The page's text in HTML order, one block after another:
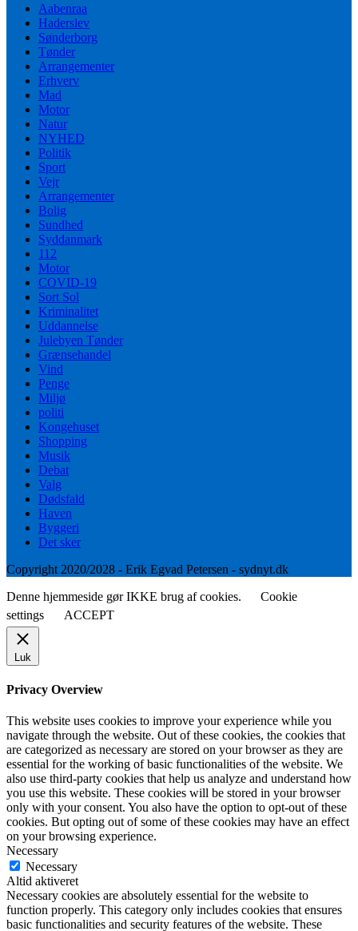
Aabenraa
Haderslev
Sønderborg
Tønder
Arrangementer
Erhverv
Mad
Motor
Natur
NYHED
Politik
Sport
Vejr
Arrangementer
Bolig
Sundhed
Syddanmark
112
Motor
COVID-19
Sort Sol
Kriminalitet
Uddannelse
Julebyen Tønder
Grænsehandel
Vind
Penge
Miljø
politi
Kongehuset
Shopping
Musik
Debat
Valg
Dødsfald
Haven
Byggeri
Det sker
Copyright 2020/2028 - Erik Egvad Petersen - sydnyt.dk
Denne hjemmeside gør IKKE brug af cookies.
Cookie
settings
ACCEPT
Luk
Privacy Overview
This website uses cookies to improve your experience while you
navigate through the website. Out of these cookies, the cookies that
are categorized as necessary are stored on your browser as they are
essential for the working of basic functionalities of the website. We
also use third-party cookies that help us analyze and understand how
you use this website. These cookies will be stored in your browser
only with your consent. You also have the option to opt-out of these
cookies. But opting out of some of these cookies may have an effect
on your browsing experience.
Necessary
Necessary
Altid aktiveret
Necessary cookies are absolutely essential for the website to
function properly. This category only includes cookies that ensures
basic functionalities and security features of the website. These